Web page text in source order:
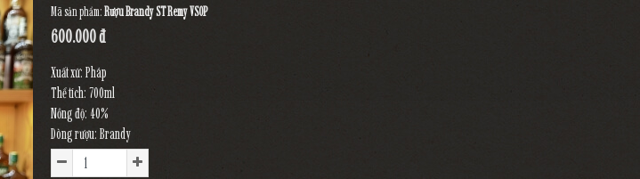
Mã sản phẩm:Rượu Brandy ST Remy VSOP
600.000 đ
Xuất xứ: Pháp
Thể tích: 700ml
Nồng độ: 40%
Dòng rượu: Brandy